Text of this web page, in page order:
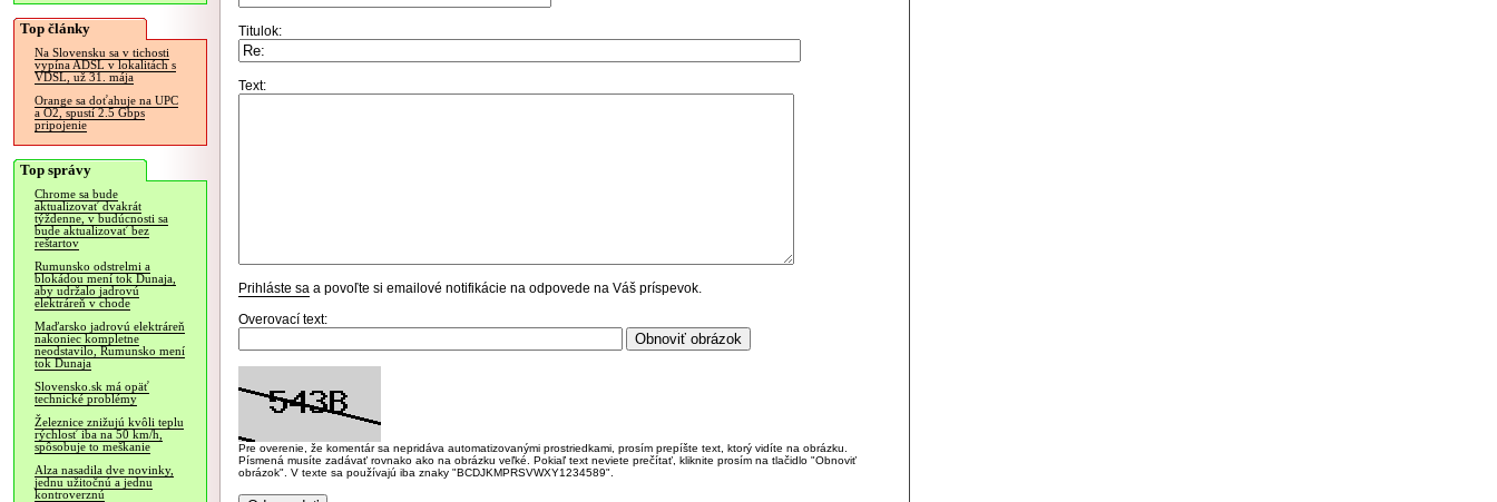
Top články
Na Slovensku sa v tichosti
vypína ADSL v lokalitách s
VDSL, už 31. mája
Orange sa doťahuje na UPC
a O2, spustí 2.5 Gbps
pripojenie
Top správy
Chrome sa bude
aktualizovať dvakrát
týždenne, v budúcnosti sa
bude aktualizovať bez
reštartov
Rumunsko odstrelmi a
blokádou mení tok Dunaja,
aby udržalo jadrovú
elektráreň v chode
Maďarsko jadrovú elektráreň
nakoniec kompletne
neodstavilo, Rumunsko mení
tok Dunaja
Slovensko.sk má opäť
technické problémy
Železnice znižujú kvôli teplu
rýchlosť iba na 50 km/h,
spôsobuje to meškanie
Alza nasadila dve novinky,
jednu užitočnú a jednu
kontroverznú
Titulok:
Text:
Prihláste sa a povoľte si emailové notifikácie na odpovede na Váš príspevok.
Overovací text:
Pre overenie, že komentár sa nepridáva automatizovanými prostriedkami, prosím prepíšte text, ktorý vidíte na obrázku.
Písmená musíte zadávať rovnako ako na obrázku veľké. Pokiaľ text neviete prečítať, kliknite prosím na tlačidlo "Obnoviť
obrázok". V texte sa používajú iba znaky "BCDJKMPRSVWXY1234589".